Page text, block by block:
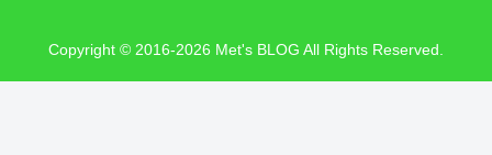
Copyright © 2016-2026 Met's BLOG All Rights Reserved.